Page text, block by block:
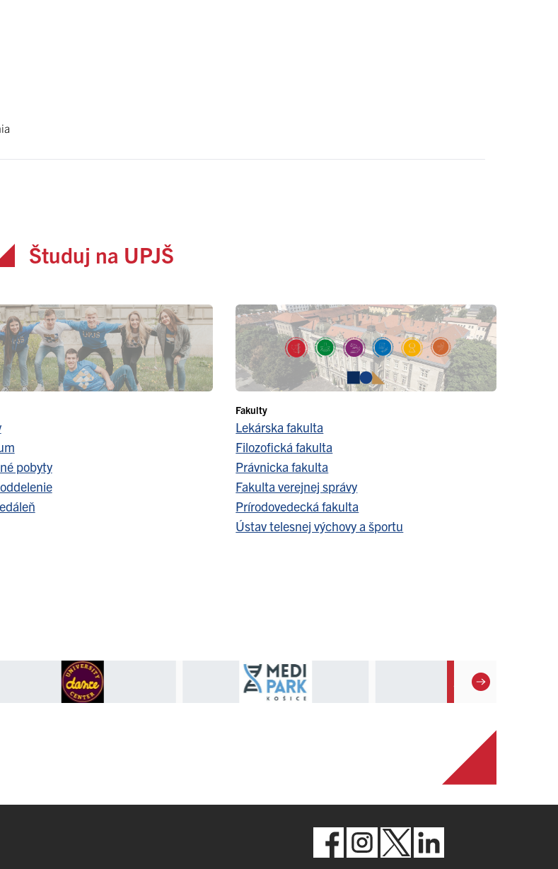
Študuj na UPJŠ
pobyty
Fakulty
Lekárska fakulta
Filozofická fakulta
Právnicka fakulta
Fakulta verejnej správy
Prírodovedecká fakulta
Ústav telesnej výchovy a športu